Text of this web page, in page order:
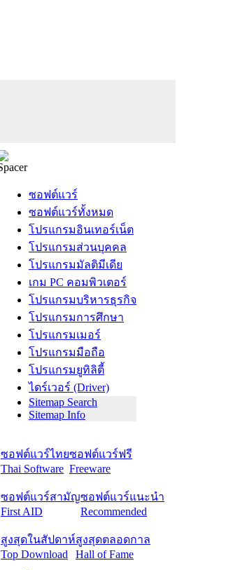
ซอฟต์แวร์
ซอฟต์แวร์ทั้งหมด
โปรแกรมอินเทอร์เน็ต
โปรแกรมส่วนบุคคล
โปรแกรมมัลติมีเดีย
เกม PC คอมพิวเตอร์
โปรแกรมบริหารธุรกิจ
โปรแกรมการศึกษา
โปรแกรมเมอร์
โปรแกรมมือถือ
โปรแกรมยูทิลิตี้
ไดร์เวอร์ (Driver)
Sitemap Search
Sitemap Info
ซอฟต์แวร์ไทย
Thai Software
ซอฟต์แวร์ฟรี
Freeware
ซอฟต์แวร์สามัญ
First AID
ซอฟต์แวร์แนะนำ
Recommended
สูงสุดในสัปดาห์
Top Download
สูงสุดตลอดกาล
Hall of Fame